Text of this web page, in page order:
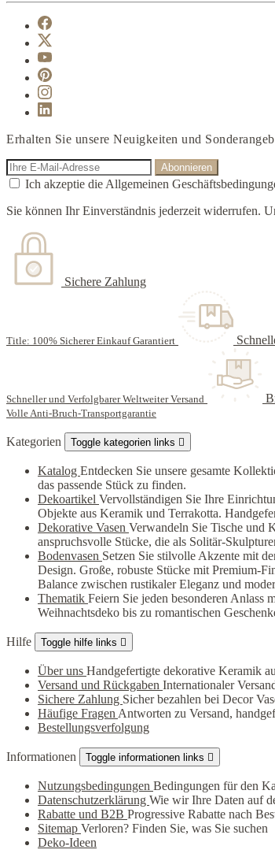
Erhalten Sie unsere Neuigkeiten und
Ich akzeptie die Allgemeinen
Sie können Ihr Einverständnis jederzeit widerrufen.
Sichere Zahlung
Title: 100% Sicherer Einkauf Garantiert
Schneller und Verfolgbarer Weltweiter Versand
Volle Anti-Bruch-Transportgarantie
Kategorien Toggle kategorien links 
Katalog Entdecken Sie unsere gesamte
das passende Stück zu finden.
Dekoartikel Vervollständigen Sie Ihre
Objekte aus Keramik und Terrakotta.
Dekorative Vasen Verwandeln Sie Tische und
anspruchsvolle Stücke, die als Solitär-
Bodenvasen Setzen Sie stilvolle Akzente mit
Design. Große, robuste Stücke mit Premium-
Balance zwischen rustikaler Eleganz und
Thematik Feiern Sie jeden besonderen Anlass
Weihnachtsdeko bis zu romantischen
Hilfe Toggle hilfe links 
Über uns Handgefertigte dekorative Keramik
Versand und Rückgaben Internationaler
Sichere Zahlung Sicher bezahlen bei Decor
Häufige Fragen Antworten zu Versand,
Bestellungsverfolgung
Informationen Toggle informationen links 
Nutzungsbedingungen Bedingungen für den
Datenschutzerklärung Wie wir Ihre Daten auf
Rabatte und B2B Progressive Rabatte nach
Sitemap Verloren? Finden Sie, was Sie suchen
Deko-Ideen